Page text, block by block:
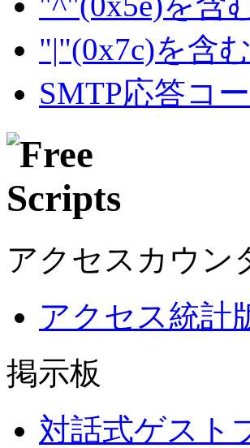
"|"(0x7c)を含
SMTP応答コ
アクセスカウン
アクセス統計
掲示板
対話式ゲスト